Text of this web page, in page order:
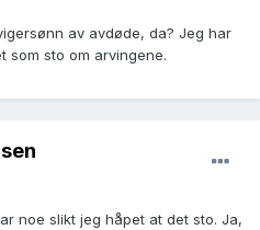
av avdøde, da? Jeg har
som sto om arvingene.
noe slikt jeg håpet at det sto. Ja,